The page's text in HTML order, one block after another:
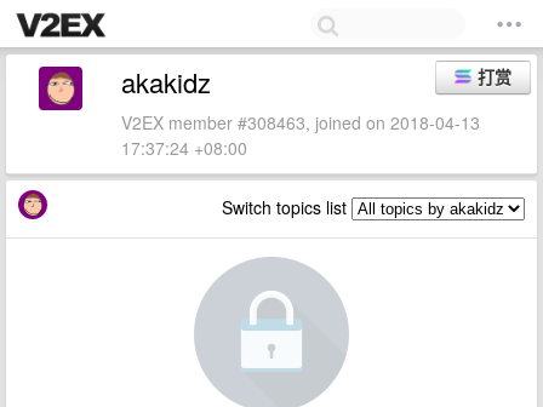
打赏
akakidz
V2EX member #308463, joined on 2018-04-13
17:37:24 +08:00
Switch topics list